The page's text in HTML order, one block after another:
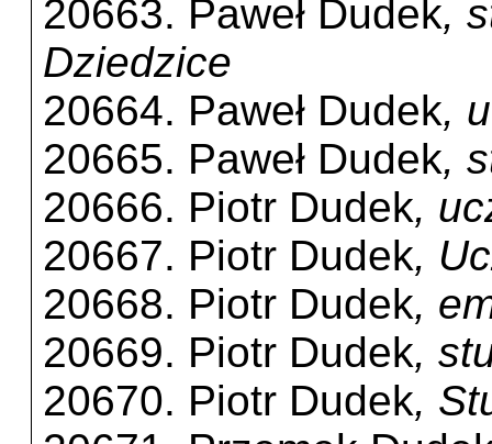
20663. Paweł Dudek,
Dziedzice
20664. Paweł Dudek,
20665. Paweł Dudek,
20666. Piotr Dudek,
20667. Piotr Dudek,
20668. Piotr Dudek,
20669. Piotr Dudek,
20670. Piotr Dudek,